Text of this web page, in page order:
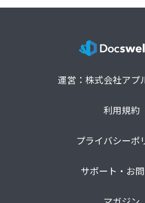
運営：株式会社アプ
利用規約
プライバシーポ
サポート・お